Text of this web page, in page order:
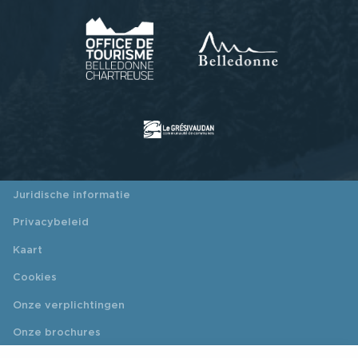
Juridische informatie
Privacybeleid
Kaart
Cookies
Onze verplichtingen
Onze brochures